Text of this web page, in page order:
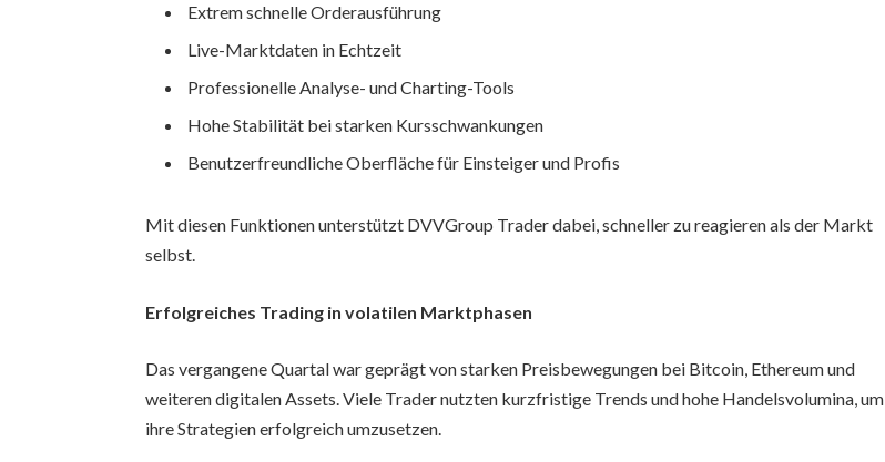
Extrem schnelle Orderausführung
Live-Marktdaten in Echtzeit
Professionelle Analyse- und Charting-Tools
Hohe Stabilität bei starken Kursschwankungen
Benutzerfreundliche Oberfläche für Einsteiger und Profis
Mit diesen Funktionen unterstützt DVVGroup Trader dabei, schneller zu reagieren als der Markt
selbst.
Erfolgreiches Trading in volatilen Marktphasen
Das vergangene Quartal war geprägt von starken Preisbewegungen bei Bitcoin, Ethereum und
weiteren digitalen Assets. Viele Trader nutzten kurzfristige Trends und hohe Handelsvolumina, um
ihre Strategien erfolgreich umzusetzen.